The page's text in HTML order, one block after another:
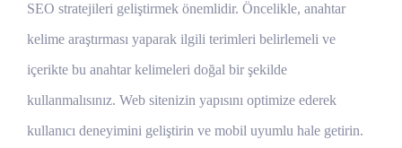
SEO stratejileri geliştirmek önemlidir. Öncelikle, anahtar
kelime araştırması yaparak ilgili terimleri belirlemeli ve
içerikte bu anahtar kelimeleri doğal bir şekilde
kullanmalısınız. Web sitenizin yapısını optimize ederek
kullanıcı deneyimini geliştirin ve mobil uyumlu hale getirin.